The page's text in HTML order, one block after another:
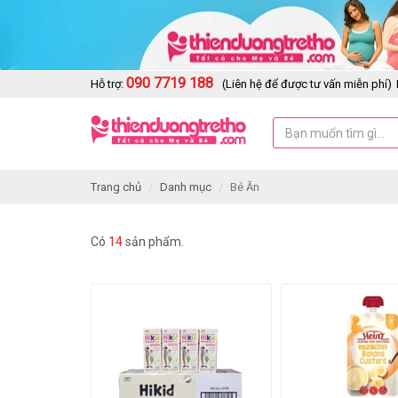
Hỗ trợ: 090 7719 188 (Liên hệ để được tư vấn miễn phí)
Trang chủ Danh mục Bé Ăn
Có 14sản phẩm.